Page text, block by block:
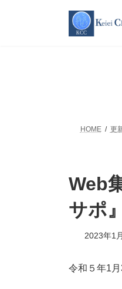
HOME 更
Web
サポ
2023年1
令和５年1月